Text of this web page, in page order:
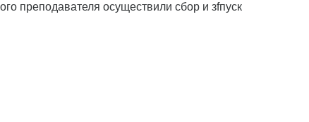
преподавателя осуществили сбор и зfпуск